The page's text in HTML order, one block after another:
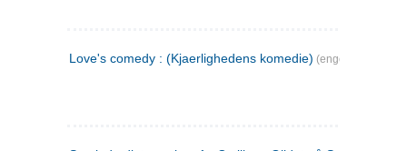
Love's comedy : (Kjaerlighedens komedie) (engelsk)